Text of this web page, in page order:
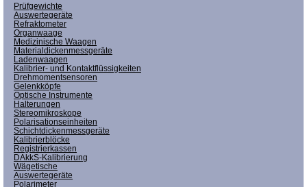
Prüfgewichte
Auswertegeräte
Refraktometer
Organwaage
Medizinische Waagen
Materialdickenmessgeräte
Ladenwaagen
Kalibrier- und Kontaktflüssigkeiten
Drehmomentsensoren
Gelenkköpfe
Optische Instrumente
Halterungen
Stereomikroskope
Polarisationseinheiten
Schichtdickenmessgeräte
Kalibrierblöcke
Registrierkassen
DAkkS-Kalibrierung
Wägetische
Auswertegeräte
Polarimeter